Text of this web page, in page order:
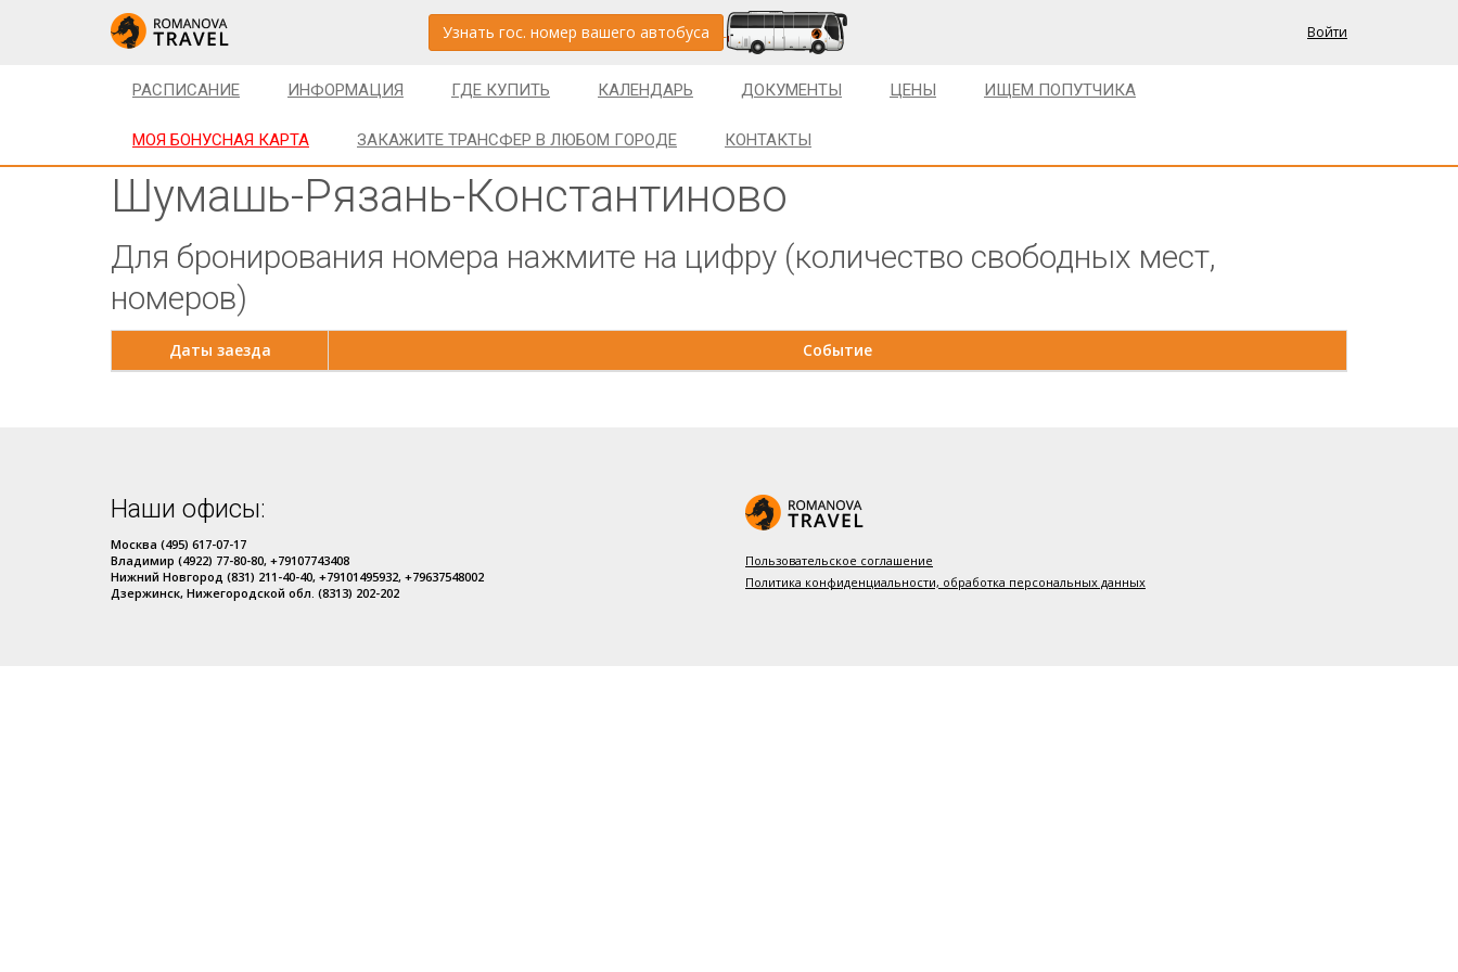
Узнать гос. номер вашего автобуса Войти
РАСПИСАНИЕ ИНФОРМАЦИЯ ГДЕ КУПИТЬ КАЛЕНДАРЬ ДОКУМЕНТЫ ЦЕНЫ ИЩЕМ ПОПУТЧИКА
МОЯ БОНУСНАЯ КАРТА ЗАКАЖИТЕ ТРАНСФЕР В ЛЮБОМ ГОРОДЕ КОНТАКТЫ
Шумашь-Рязань-Константиново
Для бронирования номера нажмите на цифру (количество свободных мест,
номеров)
Даты заезда Событие
Наши офисы:
Москва (495) 617-07-17
Владимир (4922) 77-80-80, +79107743408
Нижний Новгород (831) 211-40-40, +79101495932, +79637548002
Дзержинск, Нижегородской обл. (8313) 202-202
Пользовательское соглашение
Политика конфиденциальности, обработка персональных данных